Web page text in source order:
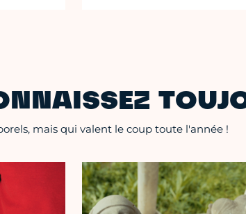
mais qui valent le coup toute l'année !